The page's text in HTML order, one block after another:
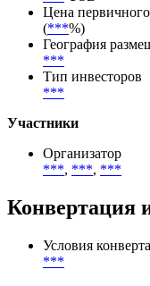
Цена
(***%)
География
***
Тип инвесторов
***
Участники
Организатор
***, ***, ***
Конвертация
Условия
***